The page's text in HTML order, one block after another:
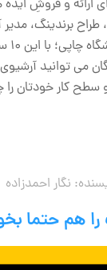
ارائه و فروشِ
برندینگ، مدیر
یا حتی
می ‌توانید
کار خودتان را
نگار احمدزاده
هم حتما